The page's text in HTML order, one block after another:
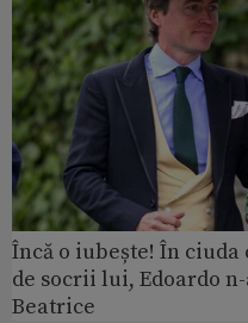
Încă o iubește! În
de socrii lui, Edoardo
Beatrice